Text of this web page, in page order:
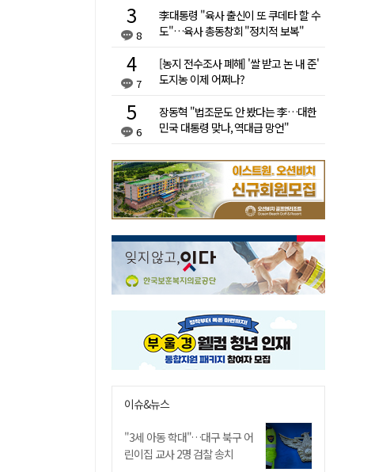
8
李대통령 "육사 출신이 또 쿠데타 할 수
도"…육사 총동창회 "정치적 보복"
7
[농지 전수조사 폐해] '쌀 받고 논 내 준'
도지농 이제 어쩌나?
6
장동혁 "법조문도 안 봤다는 李…대한
민국 대통령 맞나, 역대급 망언"
이슈&뉴스
"3세 아동 학대"…대구 북구 어
린이집 교사 2명 검찰 송치